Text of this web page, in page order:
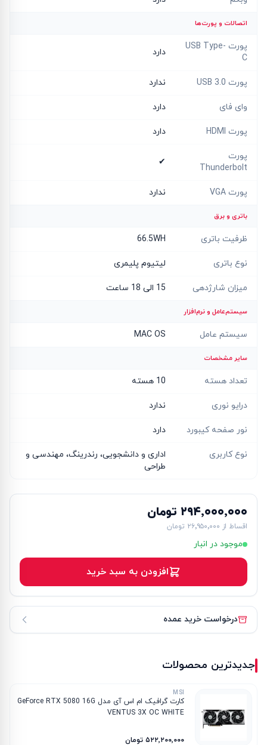
اتصالات و پورت‌ها
پورت USB Type-
C
دارد
پورت USB 3.0 ندارد
وای فای دارد
پورت HDMI دارد
پورت
Thunderbolt
✔
پورت VGA ندارد
باتری و برق
ظرفیت باتری 66.5WH
نوع باتری لیتیوم پلیمری
میزان شارژدهی 15 الی 18 ساعت
سیستم‌عامل و نرم‌افزار
سیستم عامل MAC OS
سایر مشخصات
تعداد هسته 10 هسته
درایو نوری ندارد
نور صفحه کیبورد دارد
نوع کاربری
اداری و دانشجویی، رندرینگ، مهندسی و
طراحی
۲۹۴٬۰۰۰٬۰۰۰ تومان
اقساط از ۲۶٬۹۵۰٬۰۰۰ تومان
موجود در انبار
افزودن به سبد خرید
درخواست خرید عمده
جدیدترین محصولات
MSI
کارت گرافیک ام‌ اس‌ آی مدل GeForce RTX 5080 16G
VENTUS 3X OC WHITE
۵۲۲٬۲۰۰٬۰۰۰ تومان